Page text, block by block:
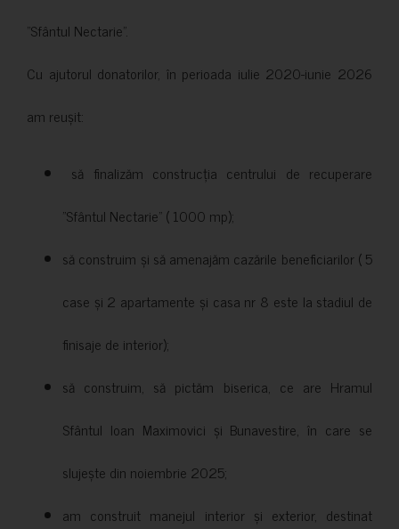
”Sfântul Nectarie”.
Cu ajutorul donatorilor, în perioada iulie 2020-iunie 2026
am reușit:
să finalizăm construcția centrului de recuperare
”Sfântul Nectarie” ( 1000 mp);
să construim și să amenajăm cazările beneficiarilor ( 5
case și 2 apartamente și casa nr 8 este la stadiul de
finisaje de interior);
să construim, să pictăm biserica, ce are Hramul
Sfântul Ioan Maximovici și Bunavestire, în care se
slujește din noiembrie 2025;
am construit manejul interior și exterior, destinat